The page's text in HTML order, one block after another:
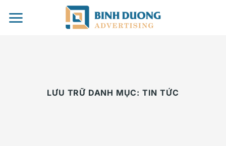
đến
LƯU TRỮ DANH MỤC: TIN TỨC